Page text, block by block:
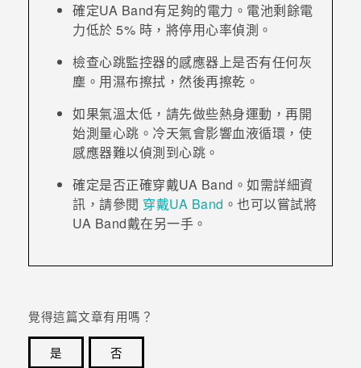
確定UA Band有足夠的電力。電池剩餘電
力低於 5% 時，將停用心率偵測。
檢查心跳監控器的感應器上是否有任何灰
塵。用濕布擦拭，然後再擦乾。
如果氣溫太低，請先做些熱身運動，再開
始測量心跳。 冷天氣會影響血液循環，使
感應器難以偵測到心跳。
確定是否正確穿戴UA Band 。如需詳細資
訊，請參閱 穿戴UA Band 。也可以嘗試將
UA Band戴在另一手。
覺得這篇文章有用嗎？
是
否